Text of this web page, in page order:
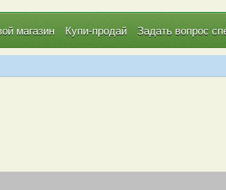
магазин Купи-продай Задать вопрос